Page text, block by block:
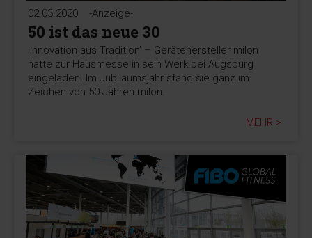
02.03.2020 -Anzeige-
50 ist das neue 30
'Innovation aus Tradition' – Gerätehersteller milon
hatte zur Hausmesse in sein Werk bei Augsburg
eingeladen. Im Jubiläumsjahr stand sie ganz im
Zeichen von 50 Jahren milon.
MEHR >